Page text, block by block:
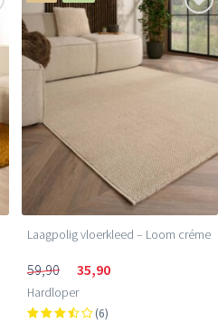
Laagpolig vloerkleed – Loom créme
59,90 35,90
Hardloper
(6)